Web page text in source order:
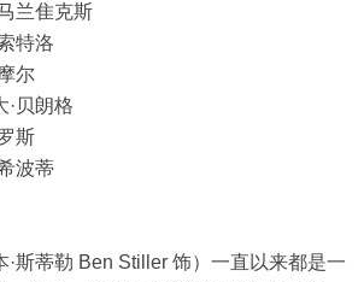
隹克斯
洛
朗格
蒂
勒 Ben Stiller 饰）一直以来都是一